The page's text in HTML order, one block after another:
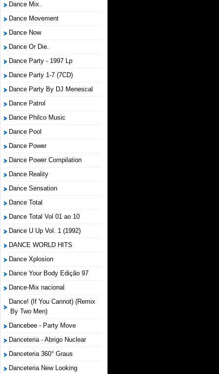
Dance Mix.
Dance Movement
Dance Now
Dance Or Die.
Dance Party - 1997 Lp
Dance Party 1-7 (7CD)
Dance Party By DJ Menescal
Dance Patrol
Dance Philco Music
Dance Pool
Dance Power
Dance Power Compilation
Dance Reality
Dance Sensation
Dance Total
Dance Total Vol 01 ao 10
Dance U Up Vol. 1 (1992)
DANCE WORLD HITS
Dance Xplosion
Dance Your Body Edição 97
Dance-Mix nacional
Dance! (If You Cannot) (Remix
By Two Men)
Dancebee - Party Move
Danceteria - Abrigo Nuclear
Danceteria 360° Graus
Danceteria New Looking